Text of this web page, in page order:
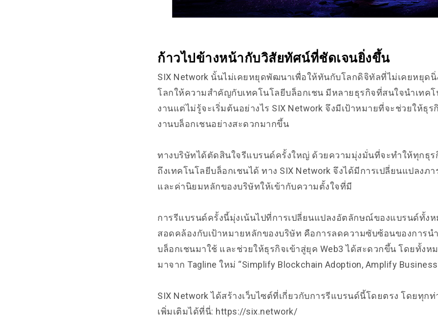
ก้าวไปข้างหน้ากับวิสัยทัศน์ที่ชัดเจนยิ่งขึ้น
SIX Network นั้นไม่เคยหยุดพัฒนาเพื่อให้ทันกับโลกดิจิทัลที่ไม่เคยหยุดนิ่
โลกให้ความสำคัญกับเทคโนโลยีบล็อกเชน มีหลายธุรกิจที่สนใจนำเทค
งานแต่ไม่รู้จะเริ่มต้นอย่างไร SIX Network จึงมีเป้าหมายที่จะช่วยให้ธุร
งานบล็อกเชนอย่างสะดวกมากขึ้น
ทางบริษัทได้ตัดสินใจรีแบรนด์ครั้งใหญ่ ด้วยความมุ่งมั่นที่จะทำให้ทุกธุร
ถึงเทคโนโลยีบล็อกเชนได้ ทาง SIX Network จึงได้มีการเปลี่ยนแปลงภ
และค่านิยมหลักของบริษัทให้เข้ากับความตั้งใจที่มี
การรีแบรนด์ครั้งนี้มุ่งเน้นไปที่การเปลี่ยนแปลงอัตลักษณ์ของแบรนด์ทั้งห
สอดคล้องกับเป้าหมายหลักของบริษัท คือการลดความซับซ้อนของการน
บล็อกเชนมาใช้ และช่วยให้ธุรกิจเข้าสู่ยุค Web3 ได้สะดวกขึ้น โดยทั้งห
มาจาก Tagline ใหม่ “Simplify Blockchain Adoption, Amplify
SIX Network ได้สร้างเว็บไซต์ที่เกี่ยวกับการรีแบรนด์นี้โดยตรง โดยทุก
เพิ่มเติมได้ที่นี่: https://six.network/